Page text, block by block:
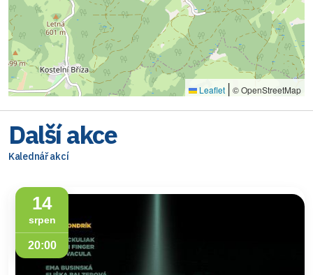
Leaflet | © OpenStreetMap
Další akce
Kalednář akcí
14
srpen
20:00